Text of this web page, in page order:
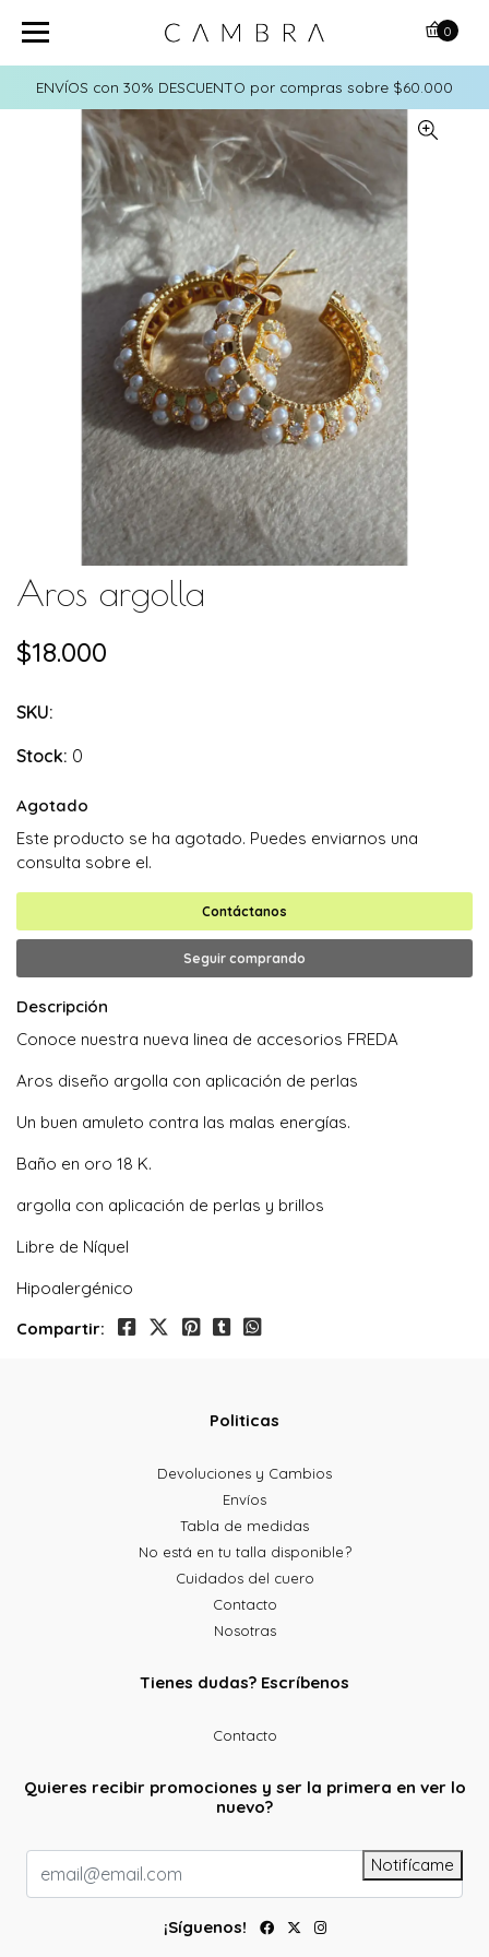
ENVÍOS con 30% DESCUENTO por compras sobre $60.000
0
Aros argolla
$18.000
SKU:
Stock: 0
Agotado
Este producto se ha agotado. Puedes enviarnos una
consulta sobre el.
Contáctanos
Seguir comprando
Descripción
Conoce nuestra nueva linea de accesorios FREDA
Aros diseño argolla con aplicación de perlas
Un buen amuleto contra las malas energías.
Baño en oro 18 K.
argolla con aplicación de perlas y brillos
Libre de Níquel
Hipoalergénico
Compartir:
Politicas
Devoluciones y Cambios
Envíos
Tabla de medidas
No está en tu talla disponible?
Cuidados del cuero
Contacto
Nosotras
Tienes dudas? Escríbenos
Contacto
Quieres recibir promociones y ser la primera en ver lo
nuevo?
Notifícame
¡Síguenos!